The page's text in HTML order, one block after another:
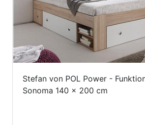
Stefan von POL Power -
Sonoma 140 x 200 cm